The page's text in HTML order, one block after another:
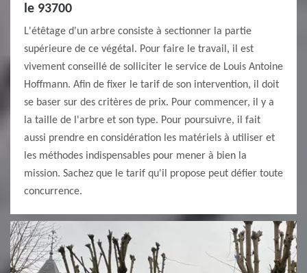
le 93700
L'étêtage d'un arbre consiste à sectionner la partie
supérieure de ce végétal. Pour faire le travail, il est
vivement conseillé de solliciter le service de Louis Antoine
Hoffmann. Afin de fixer le tarif de son intervention, il doit
se baser sur des critères de prix. Pour commencer, il y a
la taille de l'arbre et son type. Pour poursuivre, il fait
aussi prendre en considération les matériels à utiliser et
les méthodes indispensables pour mener à bien la
mission. Sachez que le tarif qu'il propose peut défier toute
concurrence.